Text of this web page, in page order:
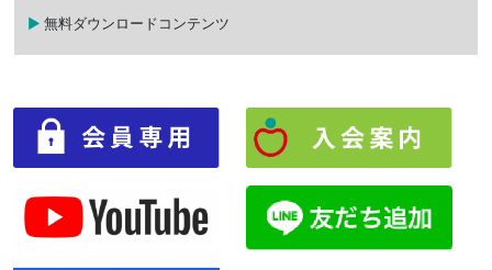
無料ダウンロードコンテンツ